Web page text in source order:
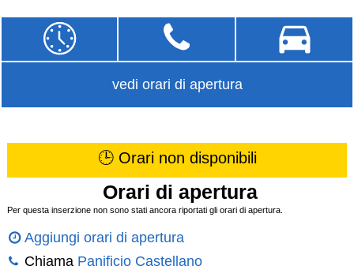
vedi orari di apertura
🕒 Orari non disponibili
Orari di apertura
Per questa inserzione non sono stati ancora riportati gli orari di apertura.
Aggiungi orari di apertura
Chiama Panificio Castellano